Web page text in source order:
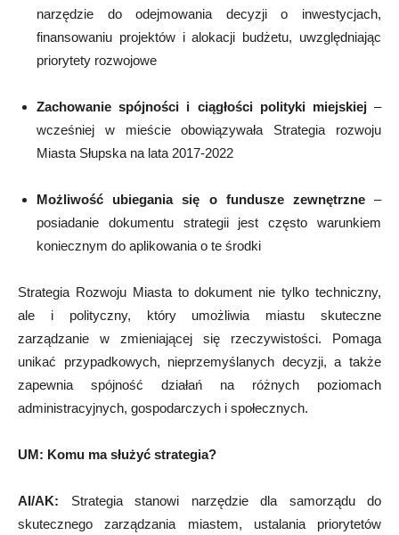
narzędzie do odejmowania decyzji o inwestycjach,
finansowaniu projektów i alokacji budżetu, uwzględniając
priorytety rozwojowe
Zachowanie spójności i ciągłości polityki miejskiej–
wcześniej w mieście obowiązywała
Strategia rozwoju
Miasta Słupska na lata 2017-2022
Możliwość ubiegania się o fundusze zewnętrzne–
posiadanie dokumentu strategii jest często warunkiem
koniecznym do aplikowania o te środki
Strategia Rozwoju Miasta to dokument nie tylko techniczny,
ale i polityczny, który umożliwia miastu skuteczne
zarządzanie w zmieniającej się rzeczywistości. Pomaga
unikać przypadkowych, nieprzemyślanych decyzji, a także
zapewnia spójność działań na różnych poziomach
administracyjnych, gospodarczych i społecznych.
UM: Komu ma służyć strategia?
AI/AK: Strategia stanowi narzędzie dla samorządu do
skutecznego zarządzania miastem, ustalania priorytetów